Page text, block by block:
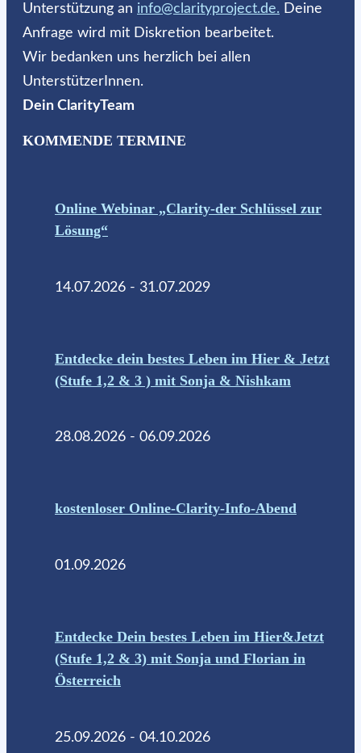
Unterstützung an info@clarityproject.de. Deine
Anfrage wird mit Diskretion bearbeitet.
Wir bedanken uns herzlich bei allen
UnterstützerInnen.
Dein ClarityTeam
KOMMENDE TERMINE
Online Webinar „Clarity-der Schlüssel zur
Lösung“
14.07.2026 - 31.07.2029
Entdecke dein bestes Leben im Hier & Jetzt
(Stufe 1,2 & 3 ) mit Sonja & Nishkam
28.08.2026 - 06.09.2026
kostenloser Online-Clarity-Info-Abend
01.09.2026
Entdecke Dein bestes Leben im Hier&Jetzt
(Stufe 1,2 & 3) mit Sonja und Florian in
Österreich
25.09.2026 - 04.10.2026